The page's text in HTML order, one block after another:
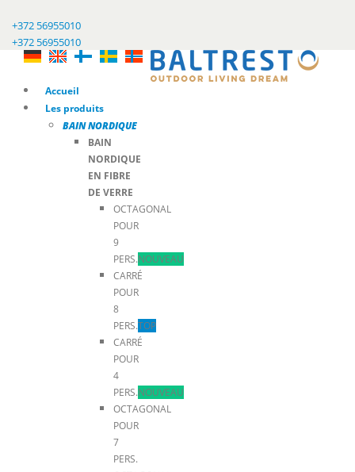
+372 56955010
+372 56955010
Accueil
Les produits
BAIN NORDIQUE
BAIN
NORDIQUE
EN FIBRE
DE VERRE
OCTAGONAL
POUR
9
PERS.NOUVEAU
CARRÉ
POUR
8
PERS.TOP
CARRÉ
POUR
4
PERS.NOUVEAU
OCTAGONAL
POUR
7
PERS.